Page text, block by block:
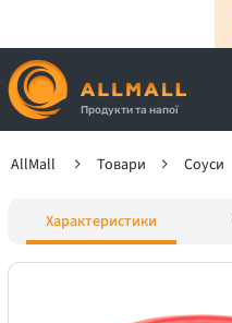
Продукти та напої
AllMall Товари Соуси
Характеристики